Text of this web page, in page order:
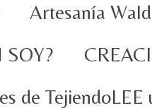
Artesanía
SOY?
de TejiendoLEE